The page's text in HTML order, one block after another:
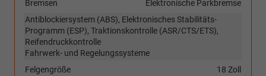
Elektronische Parkbremse
Bremsen
Antiblockiersystem (ABS), Elektronisches Stabilitäts-
Programm (ESP), Traktionskontrolle (ASR/CTS/ETS),
Reifendruckkontrolle
Fahrwerk- und Regelungssysteme
18 Zoll
Felgengröße